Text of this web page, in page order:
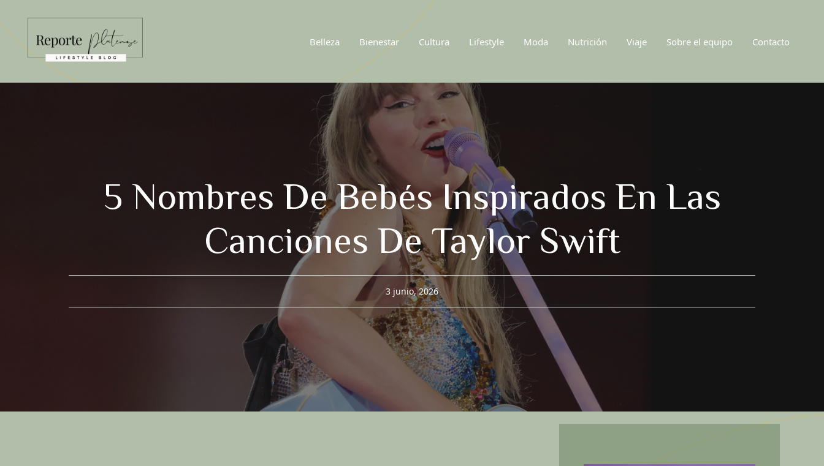
contenido
Belleza Bienestar Cultura Lifestyle Moda Nutrición Viaje Sobre el equipo Contacto
5 Nombres De Bebés Inspirados En Las
Canciones De Taylor Swift
3 junio, 2026